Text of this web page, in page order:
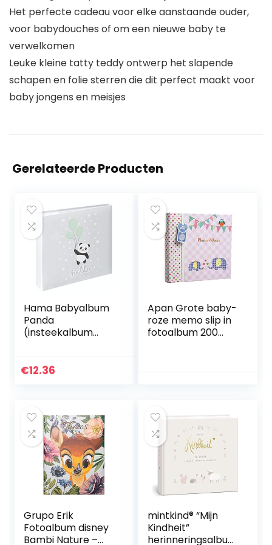
Het perfecte cadeau voor elke aanstaande ouder,
voor babydouches of om een nieuwe baby te
verwelkomen
Leuke kleine tatty teddy ontwerp het slapende
schapen en folie sterren die dit perfect maakt voor
baby jongens en meisjes
Gerelateerde Producten
Hama Babyalbum
Panda
(insteekalbum
cm,
kinderalbum met
kindermotief om in
te steken), grijs
€12.36
Apan Grote baby-
roze memo slip in
fotoalbum 200
Grupo Erik
Fotoalbum disney
Bambi Nature –
mintkind® “Mijn
Kindheit”
herinneringsalbum